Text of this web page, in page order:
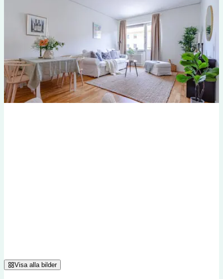
Visa alla bilder